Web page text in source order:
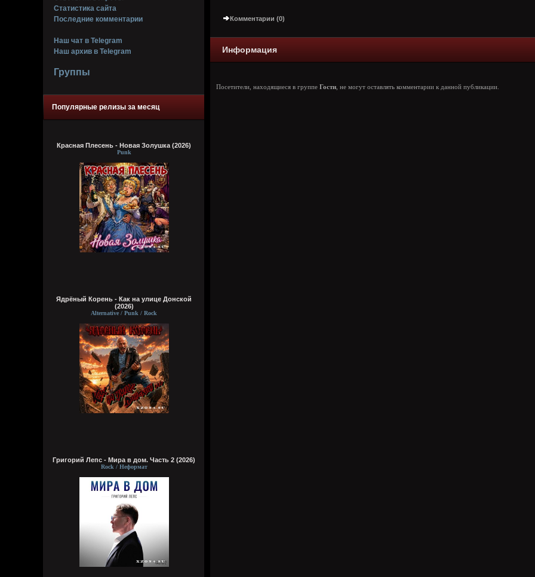
Статистика сайта
Последние комментарии
Наш чат в Telegram
Наш архив в Telegram
Группы
Популярные релизы за месяц
Красная Плесень - Новая Золушка (2026)
Punk
Ядрёный Корень - Как на улице Донской
(2026)
Alternative / Punk / Rock
Григорий Лепс - Мира в дом. Часть 2 (2026)
Rock / Неформат
Комментарии (0)
Информация
Посетители, находящиеся в группе Гости , не могут оставлять комментарии к данной публикации.